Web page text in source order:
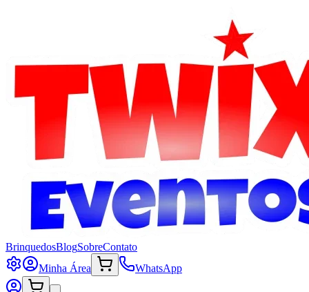
BrinquedosBlogSobreContato
Minha Área
WhatsApp